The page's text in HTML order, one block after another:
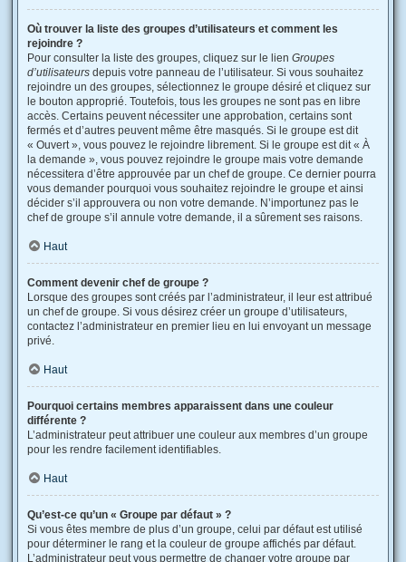
Où trouver la liste des groupes d’utilisateurs et comment les
rejoindre ?
Pour consulter la liste des groupes, cliquez sur le lien Groupes
d’utilisateurs depuis votre panneau de l’utilisateur. Si vous souhaitez
rejoindre un des groupes, sélectionnez le groupe désiré et cliquez sur
le bouton approprié. Toutefois, tous les groupes ne sont pas en libre
accès. Certains peuvent nécessiter une approbation, certains sont
fermés et d’autres peuvent même être masqués. Si le groupe est dit
« Ouvert », vous pouvez le rejoindre librement. Si le groupe est dit « À
la demande », vous pouvez rejoindre le groupe mais votre demande
nécessitera d’être approuvée par un chef de groupe. Ce dernier pourra
vous demander pourquoi vous souhaitez rejoindre le groupe et ainsi
décider s’il approuvera ou non votre demande. N’importunez pas le
chef de groupe s’il annule votre demande, il a sûrement ses raisons.
Haut
Comment devenir chef de groupe ?
Lorsque des groupes sont créés par l’administrateur, il leur est attribué
un chef de groupe. Si vous désirez créer un groupe d’utilisateurs,
contactez l’administrateur en premier lieu en lui envoyant un message
privé.
Haut
Pourquoi certains membres apparaissent dans une couleur
différente ?
L’administrateur peut attribuer une couleur aux membres d’un groupe
pour les rendre facilement identifiables.
Haut
Qu’est-ce qu’un « Groupe par défaut » ?
Si vous êtes membre de plus d’un groupe, celui par défaut est utilisé
pour déterminer le rang et la couleur de groupe affichés par défaut.
L’administrateur peut vous permettre de changer votre groupe par